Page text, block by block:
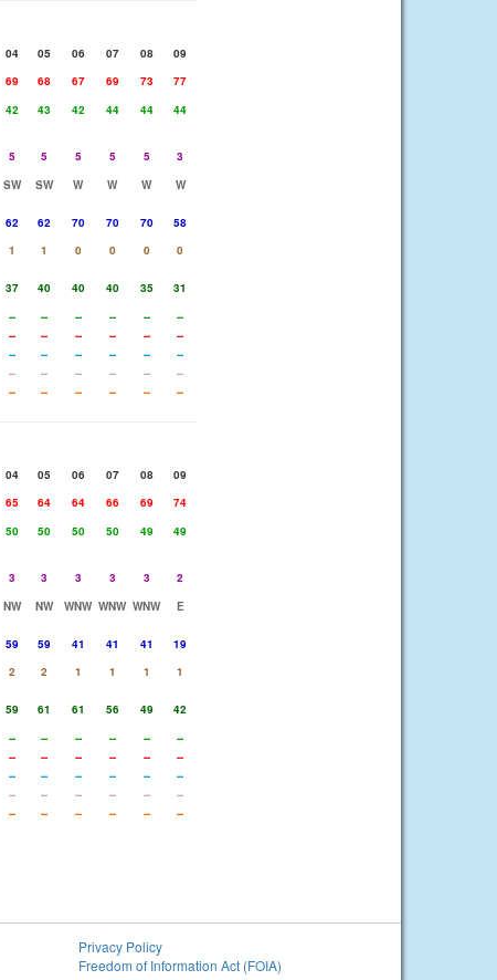
04 05 06 07 08
09
69 68 67 69 73
77
42 43 42 44 44
44
5 5 5 5 5
3
SW SW W W W
W
62 62 70 70 70
58
1 1 0 0 0
0
37 40 40 40 35
31
-- -- -- -- --
--
-- -- -- -- --
--
-- -- -- -- --
--
-- -- -- -- --
--
-- -- -- -- -- --
04 05 06 07 08
09
65 64 64 66 69
74
50 50 50 50 49
49
3 3 3 3 3
2
NW NW WNW WNW WNW
E
59 59 41 41 41
19
2 2 1 1 1
1
59 61 61 56 49
42
-- -- -- -- --
--
-- -- -- -- --
--
-- -- -- -- --
--
-- -- -- -- --
--
-- -- -- -- -- --
Privacy Policy
Freedom of Information Act (FOIA)